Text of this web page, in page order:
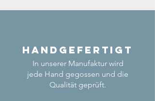
Handgefertigt
In unserer Manufaktur wird
jede Hand gegossen und die
Qualität geprüft.